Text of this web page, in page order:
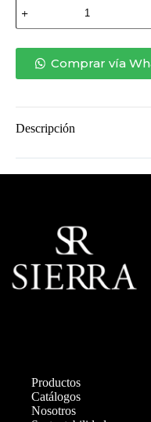
SILLA
GIRATORIA
LIMA
Comprar vía
Descripción
Productos
Catálogos
Nosotros